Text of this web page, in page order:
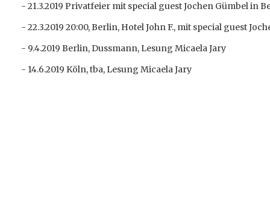
- 21.3.2019 Privatfeier mit special guest Jochen Gümbel in
- 22.3.2019 20:00, Berlin, Hotel John F., mit special guest
- 9.4.2019 Berlin, Dussmann, Lesung Micaela Jary
- 14.6.2019 Köln, tba, Lesung Micaela Jary